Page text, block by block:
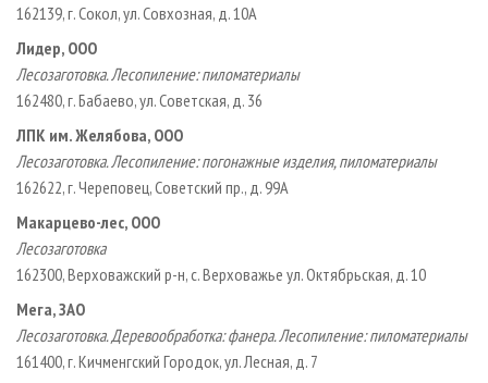
162139, г. Сокол, ул. Совхозная, д. 10А
Лидер, ООО
Лесозаготовка. Лесопиление: пиломатериалы
162480, г. Бабаево, ул. Советская, д. 36
ЛПК им. Желябова, ООО
Лесозаготовка. Лесопиление: погонажные изделия, пиломатериалы
162622, г. Череповец, Советский пр., д. 99А
Макарцево­-лес, ООО
Лесозаготовка
162300, Верховажский р­-н, с. Верховажье ул. Октябрьская, д. 10
Мега, ЗАО
Лесозаготовка. Деревообработка: фанера. Лесопиление: пиломатериалы
161400, г. Кичменгский Городок, ул. Лесная, д. 7